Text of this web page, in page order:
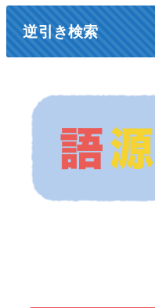
逆引き検索